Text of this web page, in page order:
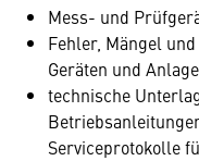
Mess- und
Fehler, Mängel
Geräten und
technische
Serviceprotokolle